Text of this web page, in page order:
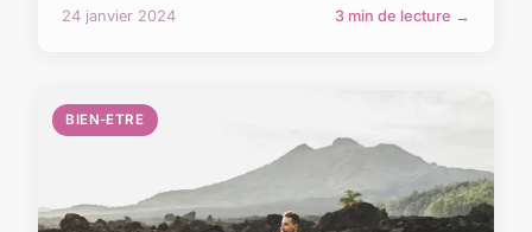
24 janvier 2024 3 min de lecture →
BIEN-ETRE